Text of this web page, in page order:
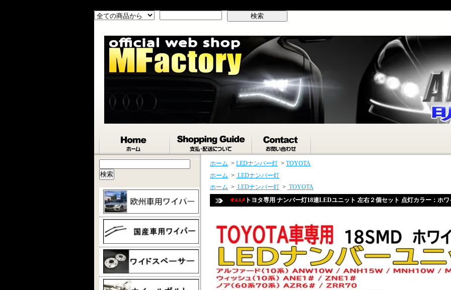
ホーム > LEDナンバー灯 > TOYOTA
ホーム > LEDナンバー灯
ホーム > LEDナンバー灯 > TOYOTA
トヨタ専用 ナンバー灯18連LEDユニット 左右２個セット 点灯カラー：ホ